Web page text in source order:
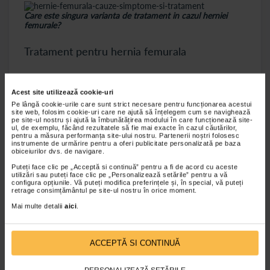
Acest site utilizează cookie-uri
Pe lângă cookie-urile care sunt strict necesare pentru funcționarea acestui
site web, folosim cookie-uri care ne ajută să înțelegem cum se navighează
pe site-ul nostru și ajută la îmbunătățirea modului în care funcționează site-
ul, de exemplu, făcând rezultatele să fie mai exacte în cazul căutărilor,
pentru a măsura performanța site-ului nostru. Partenerii noștri folosesc
instrumente de urmărire pentru a oferi publicitate personalizată pe baza
obiceiurilor dvs. de navigare.
Puteți face clic pe „Acceptă si continuă” pentru a fi de acord cu aceste
utilizări sau puteți face clic pe „Personalizează setările” pentru a vă
configura opțiunile. Vă puteți modifica preferințele și, în special, vă puteți
retrage consimțământul pe site-ul nostru în orice moment.
Mai multe detalii aici.
ACCEPTĂ SI CONTINUĂ
Care este singura varianta de tratament in cazul herniei
femurale?
Tratament pentru hernia femurala
Singura varianta de a repara o hernie femurala este
o interventie chirurgicala, care presupune
impingerea inapoi in abdomen a proeminentei si
intarirea peretlui abdominal.
Chiar daca in cazul altor hernii tratamentul nu se
impune imediat, in situatia pacientilor cu hernie
femurala este recomandat ca tratamentul sa inceapa
cat mai repede pentru a se evita posibilitatea
incarcerarii sau a strangularii intestinului.
Exista doua modalitati de a repara chirurgical o
hernie femurala: chirurgia deschisa si chirurgia
laparoscopica. Cea deschisa presupune o incizie
mare in partea de jos a abdomenului, prin care